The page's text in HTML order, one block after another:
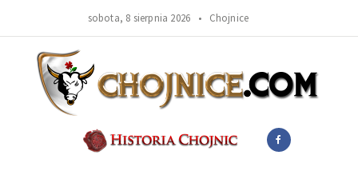
sobota, 8 sierpnia 2026 • Chojnice